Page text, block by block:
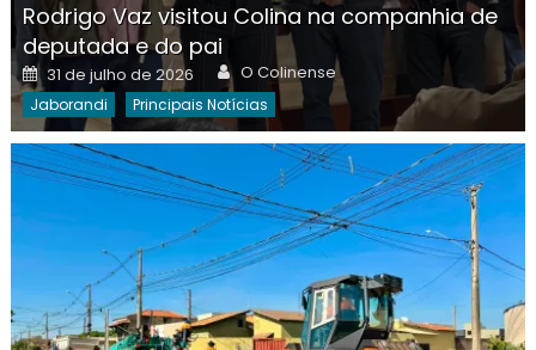
Rodrigo Vaz visitou Colina na companhia de
deputada e do pai
Posted
on
31 de julho de 2026 Author
O Colinense
Jaborandi Principais Notícias